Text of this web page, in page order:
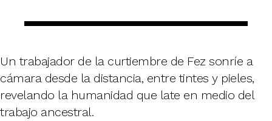
Un trabajador de la curtiembre de Fez sonríe a
cámara desde la distancia, entre tintes y pieles,
revelando la humanidad que late en medio del
trabajo ancestral.